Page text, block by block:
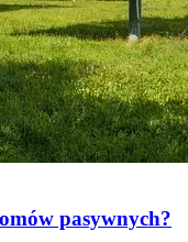
pasywnych?